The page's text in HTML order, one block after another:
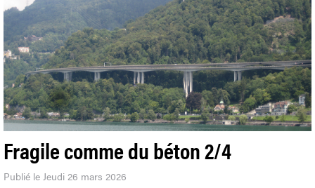
Fragile comme du béton 2/4
Publié le Jeudi 26 mars 2026